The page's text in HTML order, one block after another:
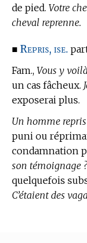
de pied. Votre
cheval reprenne.
■ Repris, ise.
Fam., Vous y
un cas fâcheux.
exposerai plus.
Un homme
puni ou
condamnation
son témoignage
quelquefois
C’étaient des